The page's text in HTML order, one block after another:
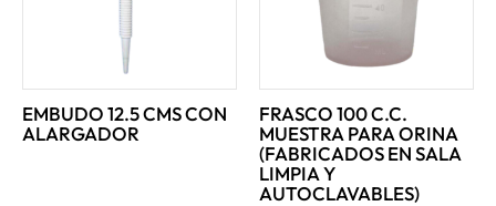
EMBUDO 12.5 CMS CON
ALARGADOR
FRASCO 100 C.C.
MUESTRA PARA ORINA
(FABRICADOS EN SALA
LIMPIA Y
AUTOCLAVABLES)